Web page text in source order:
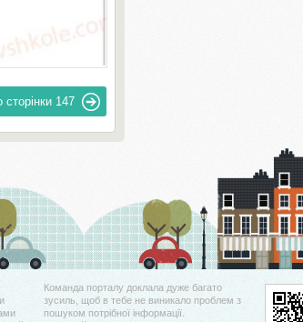
147
Команда порталу доклала дуже багато
зусиль, щоб в тебе не виникало проблем з
пошуком потрібної інформації.